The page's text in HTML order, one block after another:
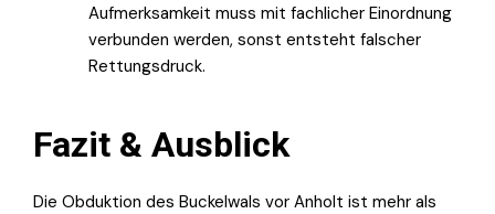
Aufmerksamkeit muss mit fachlicher Einordnung
verbunden werden, sonst entsteht falscher
Rettungsdruck.
Fazit & Ausblick
Die Obduktion des Buckelwals vor Anholt ist mehr als